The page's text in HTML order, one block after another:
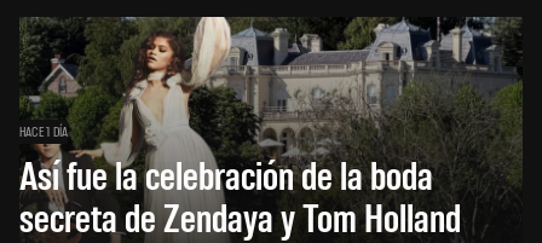
HACE 1 DÍA
Así fue la celebración de la boda
secreta de Zendaya y Tom Holland